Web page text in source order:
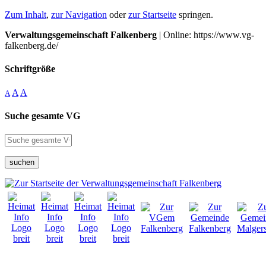
Zum Inhalt, zur Navigation oderzur Startseite springen.
Verwaltungsgemeinschaft Falkenberg | Online: https://www.vg-
falkenberg.de/
Schriftgröße
A A A
Suche gesamte VG
suchen